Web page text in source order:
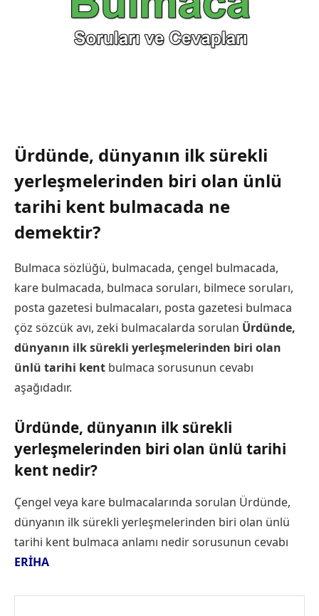
Ürdünde, dünyanın ilk sürekli
yerleşmelerinden biri olan ünlü
tarihi kent bulmacada ne
demektir?
Bulmaca sözlüğü, bulmacada, çengel bulmacada,
kare bulmacada, bulmaca soruları, bilmece soruları,
posta gazetesi bulmacaları, posta gazetesi bulmaca
çöz sözcük avı, zeki bulmacalarda sorulan Ürdünde,
dünyanın ilk sürekli yerleşmelerinden biri olan
ünlü tarihi kent bulmaca sorusunun cevabı
aşağıdadır.
Ürdünde, dünyanın ilk sürekli
yerleşmelerinden biri olan ünlü tarihi
kent nedir?
Çengel veya kare bulmacalarında sorulan Ürdünde,
dünyanın ilk sürekli yerleşmelerinden biri olan ünlü
tarihi kent bulmaca anlamı nedir sorusunun cevabı
ERİHA